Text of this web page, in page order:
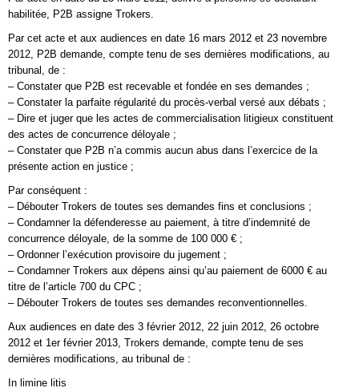
habilitée, P2B assigne Trokers.
Par cet acte et aux audiences en date 16 mars 2012 et 23 novembre
2012, P2B demande, compte tenu de ses dernières modifications, au
tribunal, de :
– Constater que P2B est recevable et fondée en ses demandes ;
– Constater la parfaite régularité du procès-verbal versé aux débats ;
– Dire et juger que les actes de commercialisation litigieux constituent
des actes de concurrence déloyale ;
– Constater que P2B n’a commis aucun abus dans l’exercice de la
présente action en justice ;
Par conséquent :
– Débouter Trokers de toutes ses demandes fins et conclusions ;
– Condamner la défenderesse au paiement, à titre d’indemnité de
concurrence déloyale, de la somme de 100 000 € ;
– Ordonner l’exécution provisoire du jugement ;
– Condamner Trokers aux dépens ainsi qu’au paiement de 6000 € au
titre de l’article 700 du CPC ;
– Débouter Trokers de toutes ses demandes reconventionnelles.
Aux audiences en date des 3 février 2012, 22 juin 2012, 26 octobre
2012 et 1er février 2013, Trokers demande, compte tenu de ses
dernières modifications, au tribunal de :
In limine litis